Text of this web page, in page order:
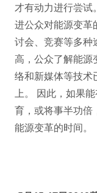
才有动力进行尝试
进公众对能源变革
讨会、竞赛等多种
高，公众了解能源
络和新媒体等技术
上。 因此，如果
育，或将事半功倍
能源变革的时间。